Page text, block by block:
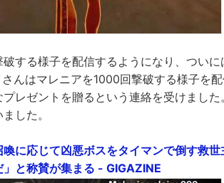
する様子を配信するようになり、ついに
んはマレニアを1000回撃破する様子を
レゼントを贈るという連絡を受けました
した。
に応じて凶悪ボスをタイマンで倒す救
と称賛が集まる - GIGAZINE